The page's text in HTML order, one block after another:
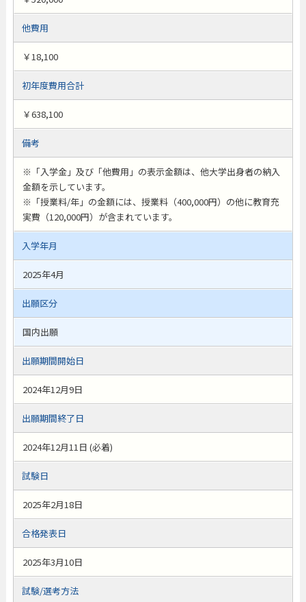
他費用
￥18,100
初年度費用合計
￥638,100
備考
※「入学金」及び「他費用」の表示金額は、他大学出身者の納入
金額を示しています。
※「授業料/年」の金額には、授業料（400,000円）の他に教育充
実費（120,000円）が含まれています。
入学年月
2025年4月
出願区分
国内出願
出願期間開始日
2024年12月9日
出願期間終了日
2024年12月11日 (必着)
試験日
2025年2月18日
合格発表日
2025年3月10日
試験/選考方法